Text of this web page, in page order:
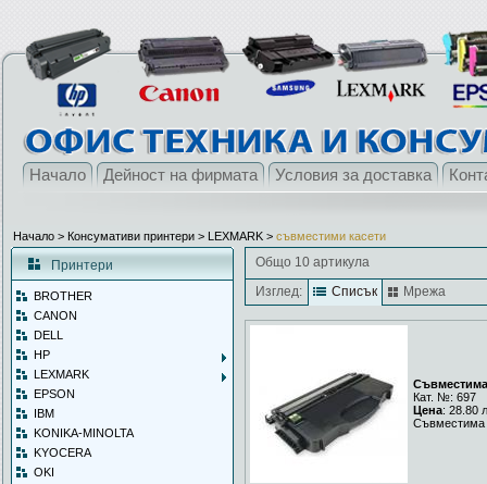
Начало Дейност на фирмата Условия за доставка
Начало > Консумативи принтери > LEXMARK > съвместими касети
Принтери
BROTHER
CANON
DELL
HP
LEXMARK
EPSON
IBM
KONIKA-MINOLTA
KYOCERA
OKI
Общо 10 артикула
Изглед:
Списък Мрежа
Съвместима
Кат. №: 697
Цена: 28.80
Съвместима